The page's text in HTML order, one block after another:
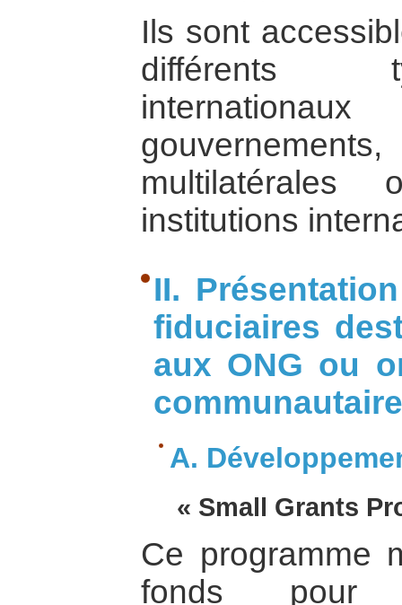
Ils sont
différents
multilatérales
institutions
II.
fiduciaires
aux ONG ou
A.
« Small Grants
Ce programme
fonds